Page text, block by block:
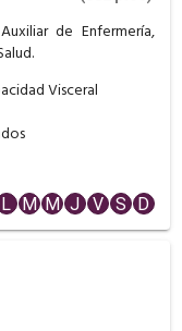
de Enfermería,
Visceral
L M M J V S D